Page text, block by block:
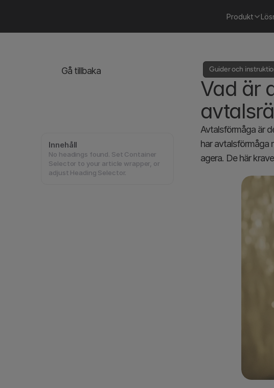
Produkt
Gå tillbaka
Innehåll
No headings found. Set Container
Selector to your article wrapper, or
adjust Heading Selector.
Guider och
Vad är
Avtalsförmåga är
har avtalsförmåga
agera. De här